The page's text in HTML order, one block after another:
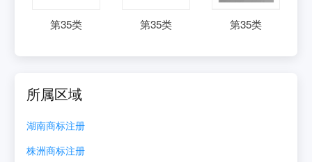
第35类 第35类 第35类
所属区域
湖南商标注册
株洲商标注册